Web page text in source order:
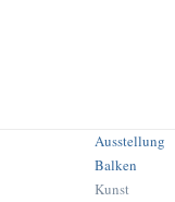
Ausstellung
Balken
Kunst